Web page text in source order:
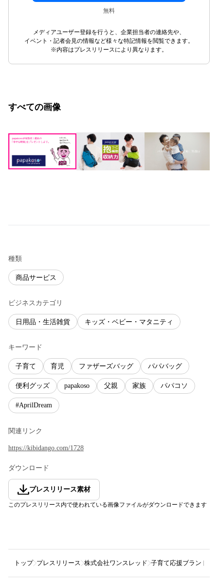
無料
メディアユーザー登録を行うと、企業担当者の連絡先や、
イベント・記者会見の情報など様々な特記情報を閲覧できます。
※内容はプレスリリースにより異なります。
すべての画像
種類
商品サービス
ビジネスカテゴリ
日用品・生活雑貨 キッズ・ベビー・マタニティ
キーワード
子育て 育児 ファザーズバッグ パパバッグ
便利グッズ papakoso 父親 家族 パパコソ
#AprilDream
関連リンク
https://kibidango.com/1728
ダウンロード
プレスリリース素材
このプレスリリース内で使われている画像ファイルがダウンロードできます
トップ プレスリリース 株式会社ワンスレッド 子育て応援ブランド